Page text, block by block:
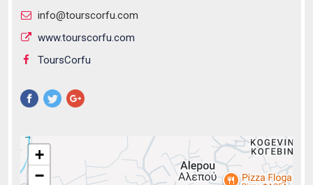
info@tourscorfu.com
www.tourscorfu.com
ToursCorfu
+
−